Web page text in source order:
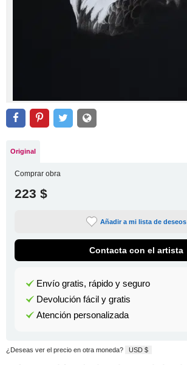
Original
Comprar obra
223 $
Añadir a mi lista de deseos
Contacta con el artista
Envío gratis, rápido y seguro
Devolución fácil y gratis
Atención personalizada
¿Deseas ver el precio en otra moneda? USD $